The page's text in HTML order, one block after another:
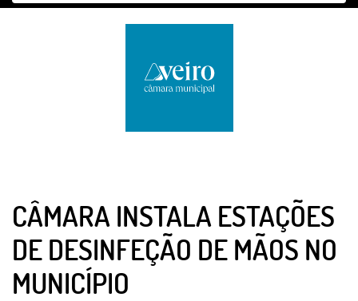
CÂMARA INSTALA ESTAÇÕES
DE DESINFEÇÃO DE MÃOS NO
MUNICÍPIO